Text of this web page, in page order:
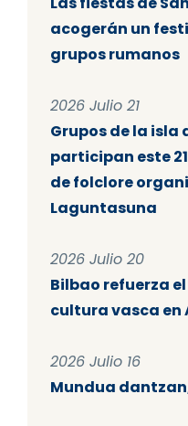
acogerán un
grupos rumanos
2026 Julio 21
Grupos de la isla
participan este
de folclore
Laguntasuna
2026 Julio 20
Bilbao refuerza
cultura vasca en
2026 Julio 16
Mundua